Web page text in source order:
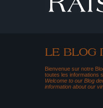
Bienvenue sur notre
toutes les informations
Welcome to our Blog
information about our